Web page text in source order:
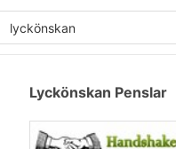
Lyckönskan Penslar